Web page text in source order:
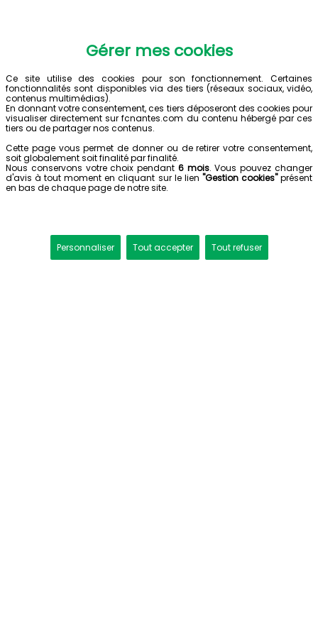
Gérer mes cookies
Ce site utilise des cookies pour son fonctionnement. Certaines
fonctionnalités sont disponibles via des tiers (réseaux sociaux, vidéo,
contenus multimédias).
En donnant votre consentement, ces tiers déposeront des cookies pour
visualiser directement sur fcnantes.com du contenu hébergé par ces
tiers ou de partager nos contenus.
Cette page vous permet de donner ou de retirer votre consentement,
soit globalement soit finalité par finalité.
Nous conservons votre choix pendant 6 mois. Vous pouvez changer
d'avis à tout moment en cliquant sur le lien "Gestion cookies"présent
en bas de chaque page de notre site.
Personnaliser Tout accepter Tout refuser